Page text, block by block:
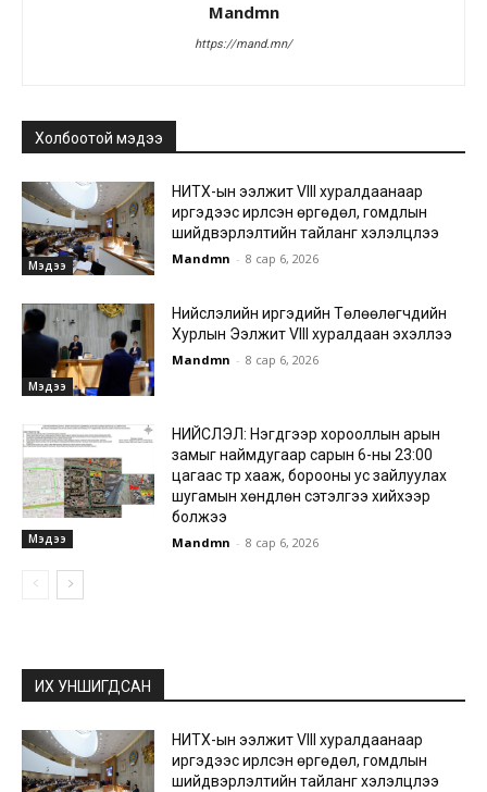
Mandmn
https://mand.mn/
Холбоотой мэдээ
Мэдээ
НИТХ-ын ээлжит VIII хуралдаанаар
иргэдээс ирүүлсэн өргөдөл, гомдлын
шийдвэрлэлтийн тайланг хэлэлцлээ
Mandmn - 8 сар 6, 2026
Мэдээ
Нийслэлийн иргэдийн Төлөөлөгчдийн
Хурлын Ээлжит VIII хуралдаан эхэллээ
Mandmn - 8 сар 6, 2026
Мэдээ
НИЙСЛЭЛ: Нэгдүгээр хорооллын арын
замыг наймдугаар сарын 6-ны 23:00
цагаас түр хааж, борооны ус зайлуулах
шугамын хөндлөн сэтэлгээ хийхээр
болжээ
Mandmn - 8 сар 6, 2026
ИХ УНШИГДСАН
НИТХ-ын ээлжит VIII хуралдаанаар
иргэдээс ирүүлсэн өргөдөл, гомдлын
шийдвэрлэлтийн тайланг хэлэлцлээ